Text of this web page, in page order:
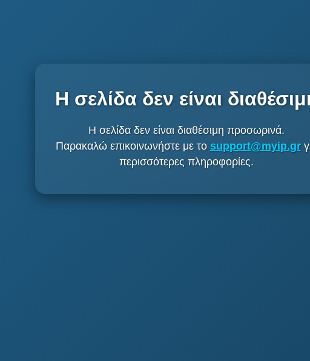
Η σελίδα δεν είναι
Η σελίδα δεν είναι διαθέσιμη προσωρινά.
Παρακαλώ επικοινωνήστε με το support@myip.gr
περισσότερες πληροφορίες.